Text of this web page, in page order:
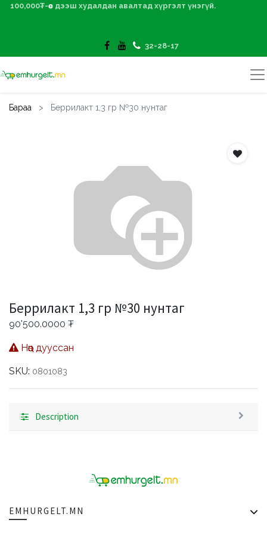
100,000₮-өөс дээш худалдан авалтад хүргэлт үнэгүй.
32-28-17
Бараа Беррилакт 1,3 гр №30 нунтаг
Беррилакт 1,3 гр №30 нунтаг
90'500.0000 ₮
Нөөц дууссан
SKU: 0801083
Description
EMHURGELT.MN